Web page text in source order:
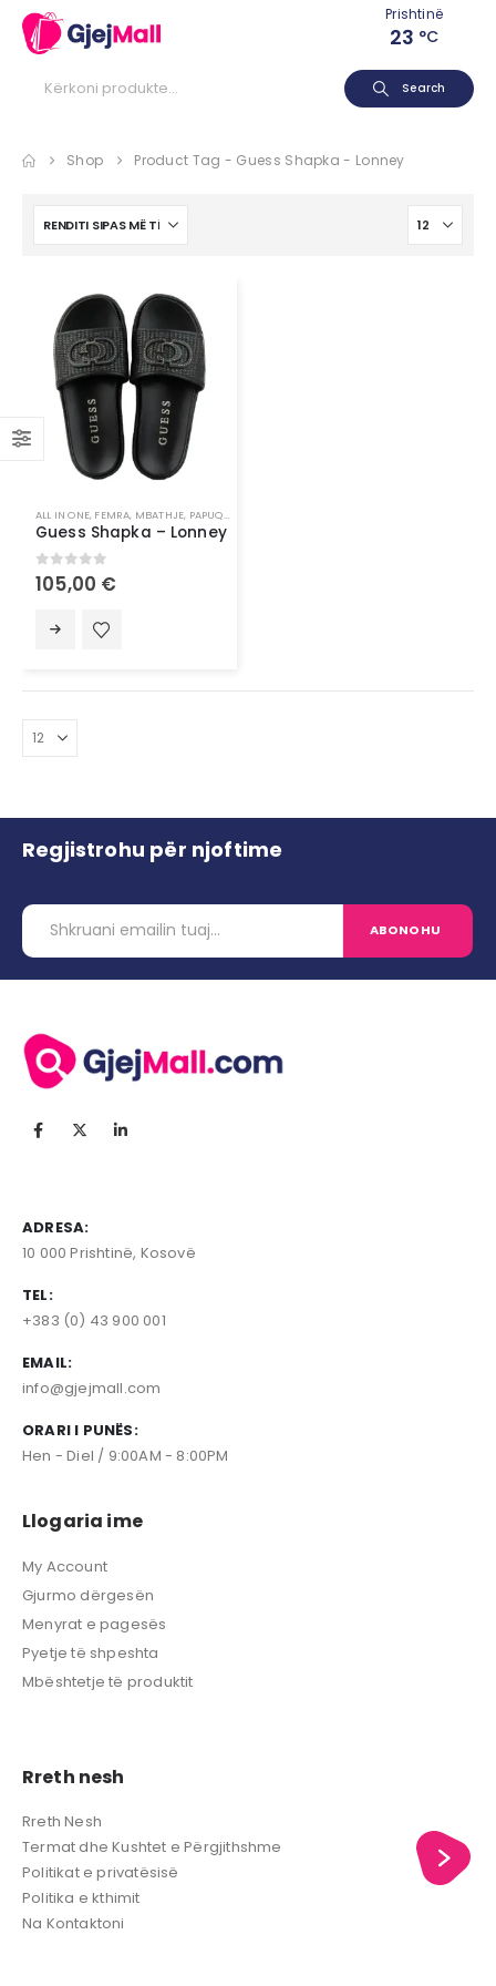
Prishtinë
23 °C
Search
Shop Product Tag - Guess Shapka - Lonney
ALL IN ONE, FEMRA, MBATHJE, PAPUQE ,
Guess Shapka – Lonney
0out of 5
105,00 €
Regjistrohu për njoftime
ADRESA:
10 000 Prishtinë, Kosovë
TEL:
+383 (0) 43 900 001
EMAIL:
info@gjejmall.com
ORARI I PUNËS:
Hen - Diel / 9:00AM - 8:00PM
Llogaria ime
My Account
Gjurmo dërgesën
Menyrat e pagesës
Pyetje të shpeshta
Mbështetje të produktit
Rreth nesh
Rreth Nesh
Termat dhe Kushtet e Përgjithshme
Politikat e privatësisë
Politika e kthimit
Na Kontaktoni